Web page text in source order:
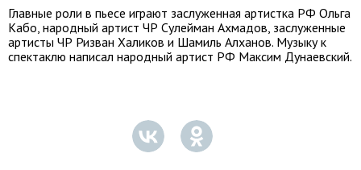
Главные роли в пьесе играют заслуженная артистка РФ Ольга
Кабо, народный артист ЧР Сулейман Ахмадов, заслуженные
артисты ЧР Ризван Халиков и Шамиль Алханов. Музыку к
спектаклю написал народный артист РФ Максим Дунаевский.